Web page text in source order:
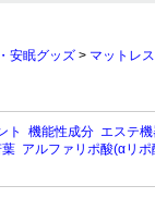
安眠グッズ > マットレス
ト 機能性成分 エステ
アルファリポ酸(αリポ